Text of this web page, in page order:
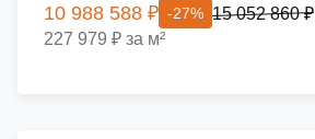
10 988 588 ₽ -27% 15 052 860 ₽
227 979 ₽ за м²